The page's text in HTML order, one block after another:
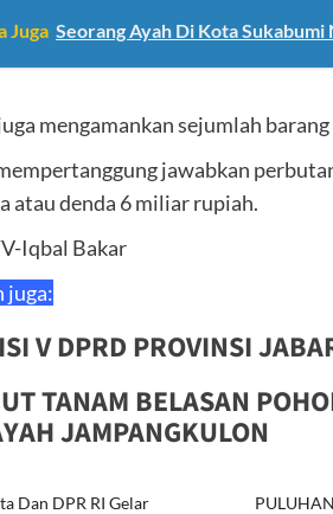
Juga Seorang Ayah Di Kota
mengamankan sejumlah
jawabkan
atau denda 6 miliar rupiah.
Iqbal Bakar
juga:
V DPRD PROVINSI
TANAM BELASAN
JAMPANGKULON
Dan DPR RI Gelar